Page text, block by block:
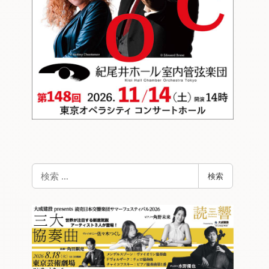
検
索
検索